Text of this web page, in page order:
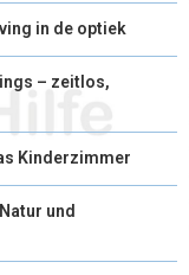
in de optiek
– zeitlos,
Kinderzimmer
und